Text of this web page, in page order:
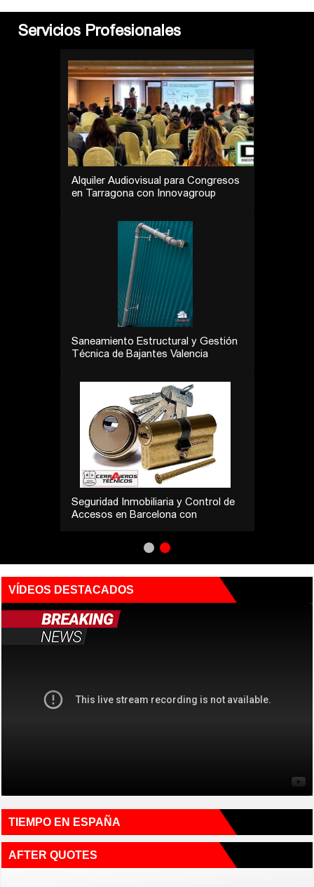
Servicios Profesionales
Alquiler Audiovisual para Congresos
en Tarragona con Innovagroup
Saneamiento Estructural y Gestión
Técnica de Bajantes Valencia
Seguridad Inmobiliaria y Control de
Accesos en Barcelona con
VÍDEOS DESTACADOS
TIEMPO EN ESPAÑA
AFTER QUOTES